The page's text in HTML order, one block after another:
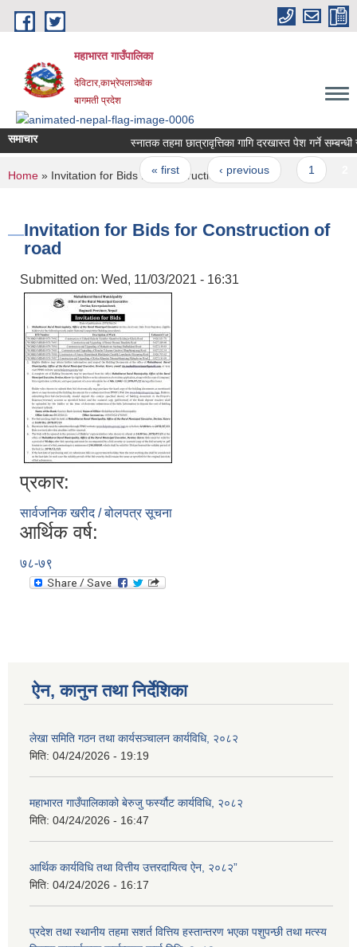
Skip to main content
महाभारत गाउँपालिका
देविटार,काभ्रेपलाञ्चोक
बागमती प्रदेश
समाचार स्‍नातक तहमा छात्रावृत्तिका गागि दरखास्त पेश गर्ने सम्बन्धी
Pages
« first ‹ previous
You are here
Home » Invitation for Bids for Construction of road
Invitation for Bids for Construction of
road
Submitted on: Wed, 11/03/2021 - 16:31
प्रकार:
सार्वजनिक खरीद / बोलपत्र सूचना
आर्थिक वर्ष:
७८-७९
ऐन, कानुन तथा निर्देशिका
लेखा समिति गठन तथा कार्यसञ्चालन कार्यविधि, २०८२
मिति: 04/24/2026 - 19:19
महाभारत गाउँपालिकाको बेरुजु फर्स्यौट कार्यविधि, २०८२
मिति: 04/24/2026 - 16:47
आर्थिक कार्यविधि तथा वित्तीय उत्तरदायित्व ऐन, २०८२”
मिति: 04/24/2026 - 16:17
प्रदेश तथा स्थानीय तहमा सशर्त वित्तिय हस्तान्तरण भएका पशुपन्छी तथा मत्स्य